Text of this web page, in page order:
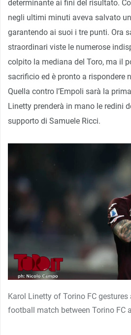
determinante ai fini del risultato.
negli ultimi minuti aveva salvato
garantendo ai suoi i tre punti. Ora
straordinari viste le numerose
colpito la mediana del Toro, ma il
sacrificio ed è pronto a rispondere
Quella contro l’Empoli sarà la
Linetty prenderà in mano le redini
supporto di Samuele Ricci.
Karol Linetty of Torino FC
football match between Torino FC